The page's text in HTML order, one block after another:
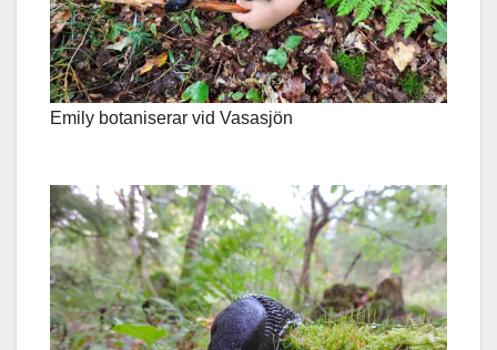
Emily botaniserar vid Vasasjön